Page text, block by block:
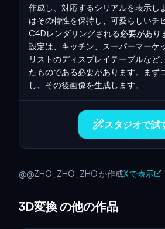
作成し、対応するシリアルを表示し
はその特性を保持し、可愛らしいチ
C4Dレンダリングされる必要があり
設定は、キッチン、スーパーマーケ
リストのディスプレイテーブルなど
たものである必要があります。まず
し、その後画像を生成します。
スタジオで試
@@ZHO_ZHO_ZHO が作成X で表示
3D変換 の他の作品